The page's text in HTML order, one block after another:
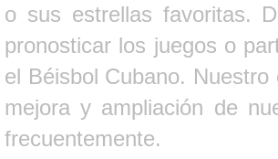
o sus estrellas favoritas.
pronosticar los juegos o
el Béisbol Cubano.
mejora y ampliación de
frecuentemente.